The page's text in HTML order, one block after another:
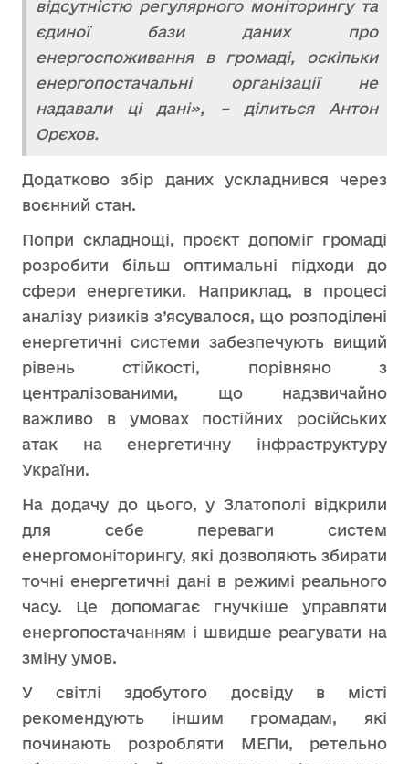
відсутністю регулярного моніторингу та
єдиної бази даних про
енергоспоживання в громаді, оскільки
енергопостачальні організації не
надавали ці дані», – ділиться Антон
Орєхов.
Додатково збір даних ускладнився через
воєнний стан.
Попри складнощі, проєкт допоміг громаді
розробити більш оптимальні підходи до
сфери енергетики. Наприклад, в процесі
аналізу ризиків з’ясувалося, що розподілені
енергетичні системи забезпечують вищий
рівень стійкості, порівняно з
централізованими, що надзвичайно
важливо в умовах постійних російських
атак на енергетичну інфраструктуру
України.
На додачу до цього, у Златополі відкрили
для себе переваги систем
енергомоніторингу, які дозволяють збирати
точні енергетичні дані в режимі реального
часу. Це допомагає гнучкіше управляти
енергопостачанням і швидше реагувати на
зміну умов.
У світлі здобутого досвіду в місті
рекомендують іншим громадам, які
починають розробляти МЕПи, ретельно